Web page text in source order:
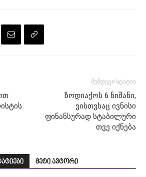
შემდეგი სტატია
ზოდიაქოს 6 ნიშანი,
ვისთვსაც ივნისი
ფინანსურად სტაბილური
თვე იქნება
მეტი ავტორი